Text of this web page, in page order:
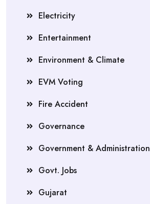
Electricity
Entertainment
Environment & Climate
EVM Voting
Fire Accident
Governance
Government & Administration
Govt. Jobs
Gujarat